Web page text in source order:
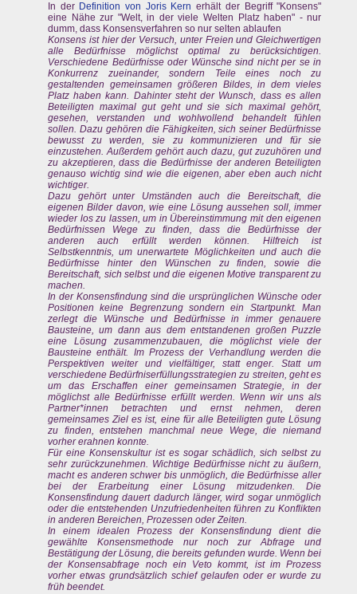
In der Definition von Joris Kern erhält der Begriff "Konsens"
eine Nähe zur "Welt, in der viele Welten Platz haben" - nur
dumm, dass Konsensverfahren so nur selten ablaufen
Konsens ist hier der Versuch, unter Freien und Gleichwertigen
alle Bedürfnisse möglichst optimal zu berücksichtigen.
Verschiedene Bedürfnisse oder Wünsche sind nicht per se in
Konkurrenz zueinander, sondern Teile eines noch zu
gestaltenden gemeinsamen größeren Bildes, in dem vieles
Platz haben kann. Dahinter steht der Wunsch, dass es allen
Beteiligten maximal gut geht und sie sich maximal gehört,
gesehen, verstanden und wohlwollend behandelt fühlen
sollen. Dazu gehören die Fähigkeiten, sich seiner Bedürfnisse
bewusst zu werden, sie zu kommunizieren und für sie
einzustehen. Außerdem gehört auch dazu, gut zuzuhören und
zu akzeptieren, dass die Bedürfnisse der anderen Beteiligten
genauso wichtig sind wie die eigenen, aber eben auch nicht
wichtiger.
Dazu gehört unter Umständen auch die Bereitschaft, die
eigenen Bilder davon, wie eine Lösung aussehen soll, immer
wieder los zu lassen, um in Übereinstimmung mit den eigenen
Bedürfnissen Wege zu finden, dass die Bedürfnisse der
anderen auch erfüllt werden können. Hilfreich ist
Selbstkenntnis, um unerwartete Möglichkeiten und auch die
Bedürfnisse hinter den Wünschen zu finden, sowie die
Bereitschaft, sich selbst und die eigenen Motive transparent zu
machen.
In der Konsensfindung sind die ursprünglichen Wünsche oder
Positionen keine Begrenzung sondern ein Startpunkt. Man
zerlegt die Wünsche und Bedürfnisse in immer genauere
Bausteine, um dann aus dem entstandenen großen Puzzle
eine Lösung zusammenzubauen, die möglichst viele der
Bausteine enthält. Im Prozess der Verhandlung werden die
Perspektiven weiter und vielfältiger, statt enger. Statt um
verschiedene Bedürfniserfüllungsstrategien zu streiten, geht es
um das Erschaffen einer gemeinsamen Strategie, in der
möglichst alle Bedürfnisse erfüllt werden. Wenn wir uns als
Partner*innen betrachten und ernst nehmen, deren
gemeinsames Ziel es ist, eine für alle Beteiligten gute Lösung
zu finden, entstehen manchmal neue Wege, die niemand
vorher erahnen konnte.
Für eine Konsenskultur ist es sogar schädlich, sich selbst zu
sehr zurückzunehmen. Wichtige Bedürfnisse nicht zu äußern,
macht es anderen schwer bis unmöglich, die Bedürfnisse aller
bei der Erarbeitung einer Lösung mitzudenken. Die
Konsensfindung dauert dadurch länger, wird sogar unmöglich
oder die entstehenden Unzufriedenheiten führen zu Konflikten
in anderen Bereichen, Prozessen oder Zeiten.
In einem idealen Prozess der Konsensfindung dient die
gewählte Konsensmethode nur noch zur Abfrage und
Bestätigung der Lösung, die bereits gefunden wurde. Wenn bei
der Konsensabfrage noch ein Veto kommt, ist im Prozess
vorher etwas grundsätzlich schief gelaufen oder er wurde zu
früh beendet.